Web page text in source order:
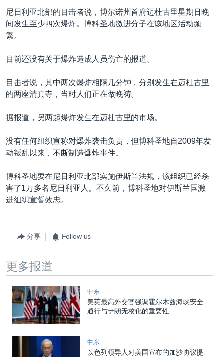
美国之音专访
重要讲话与声明
南中国海争端
关注西藏
关注新疆
GEN Z 看美国
尼日利亚北部的目击者说，博尔诺州首府迈杜古里星期日晚
间发生至少四次爆炸。博科圣地激进分子在该地区活动频
繁。
目前还没有关于爆炸造成人员伤亡的报道。
目击者说，其中两次爆炸相隔几分钟，分别发生在迈杜古里
的两座清真寺，当时人们正在做晚祷。
据报道，另两起爆炸发生在迈杜古里的市场。
没有任何组织宣称对爆炸袭击负责，但博科圣地自2009年发
动叛乱以来，不断制造爆炸事件。
博科圣地要在尼日利亚北部实施伊斯兰法规，该组织已经杀
害了1万多名尼日利亚人。不久前，博科圣地对伊斯兰国激
进组织宣誓效忠。
分享 Follow us
更多报道
中东
美英最高外交官强调霍尔木兹海峡安全
通行与伊朗无核化的重要性
中东
以色列领导人对美国宣布的加沙协议提